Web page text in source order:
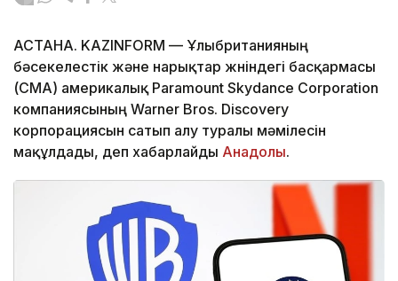
АСТАНА. KAZINFORM — Ұлыбританияның
бәсекелестік және нарықтар жөніндегі басқармасы
(CMA) америкалық Paramount Skydance Corporation
компаниясының Warner Bros. Discovery
корпорациясын сатып алу туралы мәмілесін
мақұлдады, деп хабарлайды Анадолы.